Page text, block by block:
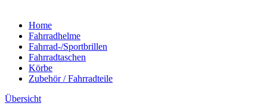
Home
Fahrradhelme
Fahrrad-/Sportbrillen
Fahrradtaschen
Körbe
Zubehör / Fahrradteile
Übersicht